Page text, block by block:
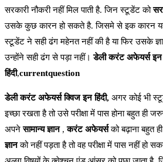
सरकारी नौकरी नहीं मिल पाती है. जिन स्टूडेंट को
उसके कुछ कारन हो सकते है. जिसमे से इक कारन यह
स्टूडेंट ने सही ढंग महेनत नहीं की है या फिर उसके
उन्होंने सही ढंग से पड़ा नहीं।डेली करंट अफेयर्स इन
हिंदी,currentquestion
डेली करंट अफेयर्स क्विज इन हिंदी, अगर कोई भी
इच्छा रखता है तो उसे परीक्षा में पास होना बहुत
अपनेसामान्य ज्ञान,करंट अफेयर्सको बढ़ाना बहुत
ज्ञानको नहीं पड़ता है तो वह परीक्षा में पास नहीं हो